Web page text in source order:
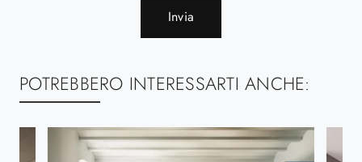
Invia
POTREBBERO INTERESSARTI ANCHE: